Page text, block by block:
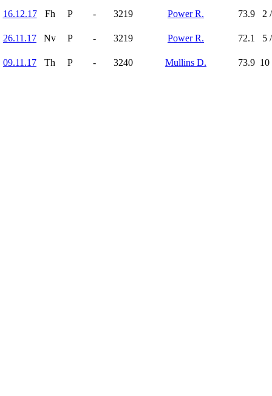
16.12.17 Fh P - 3219 Power R. 73.9 2
26.11.17 Nv P - 3219 Power R. 72.1 5
09.11.17 Th P - 3240 Mullins D. 73.9 10